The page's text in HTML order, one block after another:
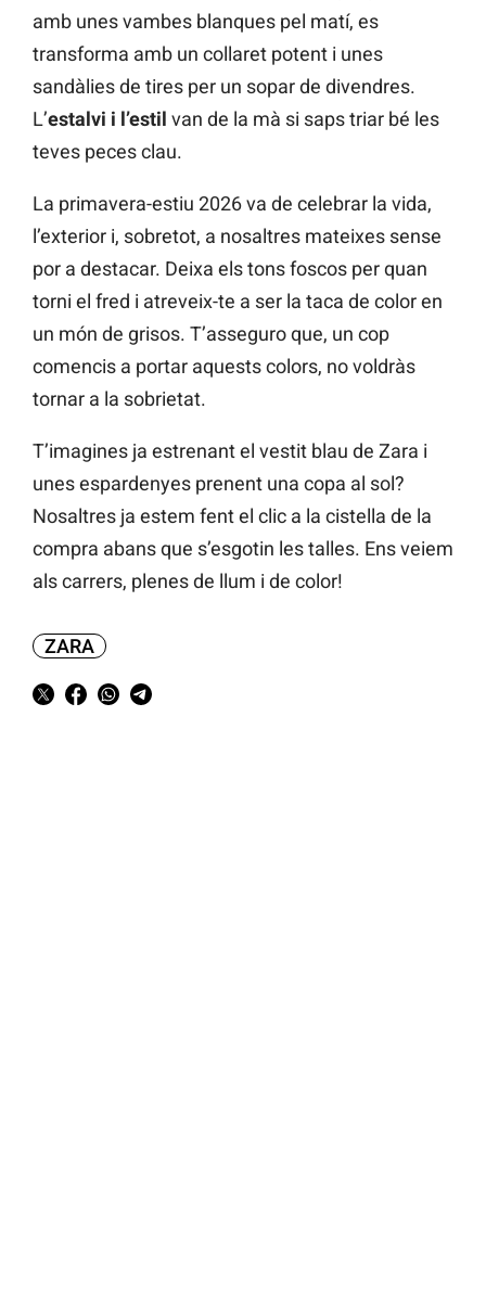
amb unes vambes blanques pel matí, es
transforma amb un collaret potent i unes
sandàlies de tires per un sopar de divendres.
L’estalvi i l’estil van de la mà si saps triar bé les
teves peces clau.
La primavera-estiu 2026 va de celebrar la vida,
l’exterior i, sobretot, a nosaltres mateixes sense
por a destacar. Deixa els tons foscos per quan
torni el fred i atreveix-te a ser la taca de color en
un món de grisos. T’asseguro que, un cop
comencis a portar aquests colors, no voldràs
tornar a la sobrietat.
T’imagines ja estrenant el vestit blau de Zara i
unes espardenyes prenent una copa al sol?
Nosaltres ja estem fent el clic a la cistella de la
compra abans que s’esgotin les talles. Ens veiem
als carrers, plenes de llum i de color!
ZARA